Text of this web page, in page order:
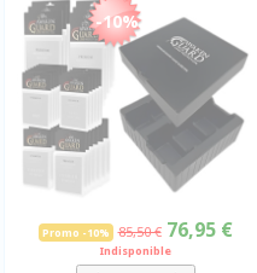
-10%
Promo -10% 85,50 € 76,95 €
Indisponible